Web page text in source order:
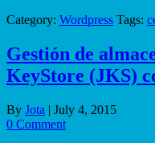
Category: Wordpress Tags:
Gestión de
KeyStore (JKS)
By Jota | July 4, 2015
0 Comment